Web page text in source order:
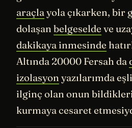
araçlayola çıkarken, bir
dolaşan belgeselde ve
dakikaya inmesinde
Altında 20000 Fersah da
izolasyon yazılarımda
ilginç olan onun
kurmaya cesaret